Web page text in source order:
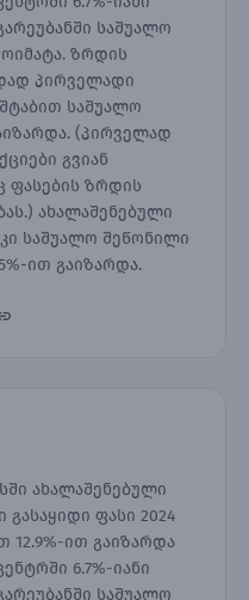
საშუალო
ზრდის
პირველადი
საშუალო
(პირველად
გვიან
ფასების ზრდის
ახალაშენებული
საშუალო შეწონილი
ით გაიზარდა.
ახალაშენებული
ფასი 2024
ით გაიზარდა
6.7%-იანი
საშუალო